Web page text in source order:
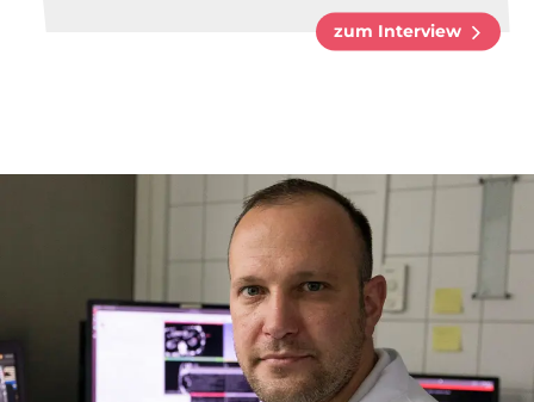
zum Interview